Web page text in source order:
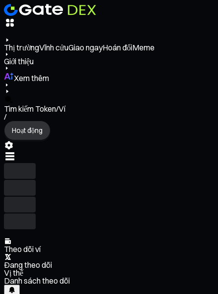
Thị trườngVĩnh cửuGiao ngayHoán đổiMeme
Giới thiệu
Xem thêm
Tìm kiếm Token/Ví
/
Hoạt động
Theo dõi ví
Đang theo dõi
Vị thế
Danh sách theo dõi